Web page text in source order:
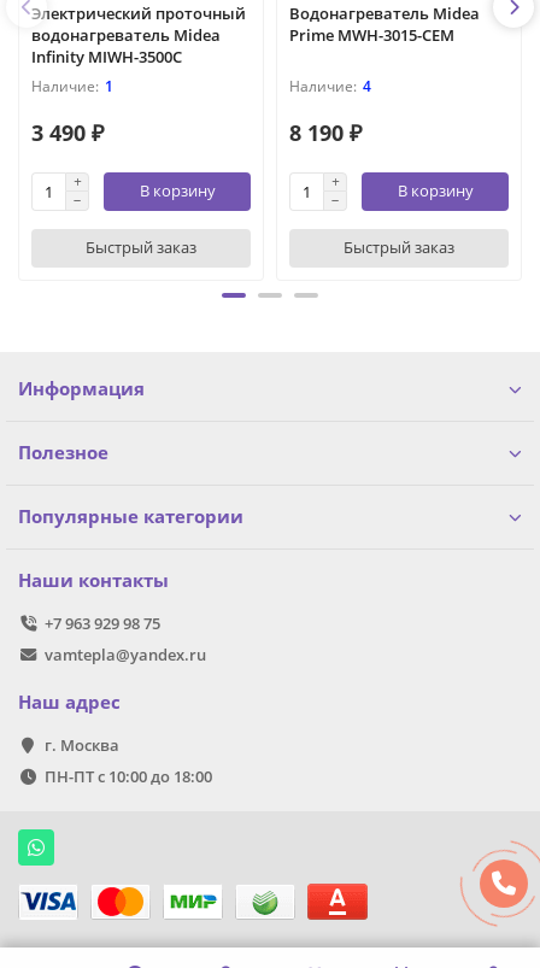
Электрический проточный
водонагреватель Midea
Infinity MIWH-3500C
1
3 490 ₽
В корзину
Быстрый заказ
Водонагреватель Midea
Prime MWH-3015-CEM
4
8 190 ₽
В корзину
Быстрый заказ
Информация
Полезное
Популярные категории
Наши контакты
+7 963 929 98 75
vamtepla@yandex.ru
Наш адрес
г. Москва
ПН-ПТ с 10:00 до 18:00